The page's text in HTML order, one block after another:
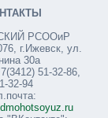
РСООиР
г.Ижевск, ул.
30а
51-32-86,
32-94